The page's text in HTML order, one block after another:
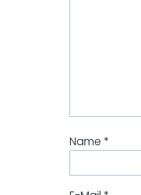
Name *